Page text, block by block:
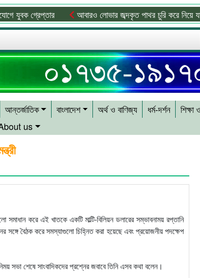
গ্রেপ্তার আবারও লোভার জব্দকৃত পাথর চুরি করে নিয়ে যাওয়া
আন্তর্জাতিক বাংলাদেশ অর্থ ও বাণিজ্য ধর্ম-দর্শন শিক্ষা
us
সমাধান করে এই খাতকে একটি মাল্টি-বিলিয়ন ডলারের সম্ভাবনাময় রপ্তানি
সঙ্গে বৈঠক করে সমস্যাগুলো চিহ্নিত করা হয়েছে এবং প্রয়োজনীয় পদক্ষেপ
সভা শেষে সাংবাদিকদের প্রশ্নের জবাবে তিনি এসব কথা বলেন।